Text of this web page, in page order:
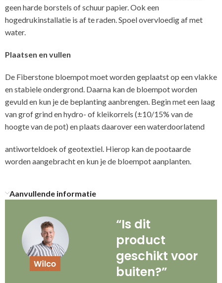
geen harde borstels of schuur papier. Ook een
hogedrukinstallatie is af te raden. Spoel overvloedig af met
water.
Plaatsen en vullen
De Fiberstone bloempot moet worden geplaatst op een vlakke
en stabiele ondergrond. Daarna kan de bloempot worden
gevuld en kun je de beplanting aanbrengen. Begin met een laag
van grof grind en hydro- of kleikorrels (±10/15% van de
hoogte van de pot) en plaats daarover een waterdoorlatend
antiworteldoek of geotextiel. Hierop kan de pootaarde
worden aangebracht en kun je de bloempot aanplanten.
Aanvullende informatie
“Is dit
product
geschikt voor
buiten?”